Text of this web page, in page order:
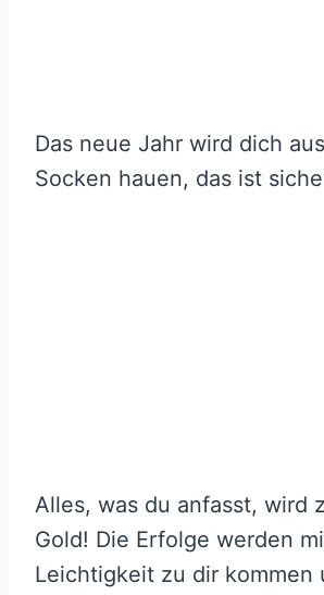
Das neue Jahr wird dich
Socken hauen, das ist
Alles, was du anfasst, wird
Gold! Die Erfolge werden
Leichtigkeit zu dir kommen